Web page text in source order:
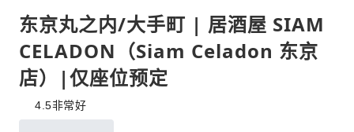
东京丸之内/大手町 | 居酒屋 SIAM
CELADON（Siam Celadon 东京
店）|仅座位预定
4.5非常好